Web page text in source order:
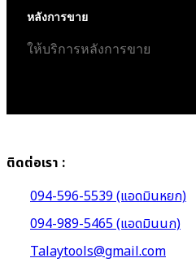
หลังการขาย
ให้บริการหลังการขาย
ติดต่อเรา :
094-596-5539 (แอดมินหยก)
094-989-5465 (แอดมินนก)
Talaytools@gmail.com